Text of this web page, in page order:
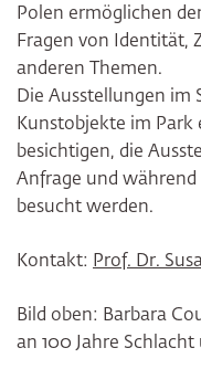
Polen ermöglichen
Fragen von Identität,
anderen Themen.
Die Ausstellungen im
Kunstobjekte im Park
besichtigen, die
Anfrage und
besucht werden.
Kontakt: Prof. Dr.
Bild oben: Barbara
an 100 Jahre